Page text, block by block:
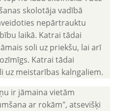
skolotāja vadībā
nepārtrauktu
laikā. Katrai tādai
soli uz priekšu, lai arī
Katrai tādai
meistarības kalngaliem.
ir jāmaina vietām
ar rokām", atsevišķi